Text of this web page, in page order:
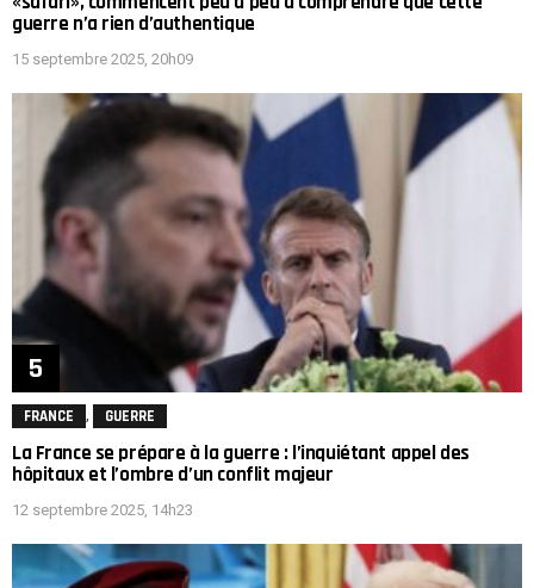
guerre n’a rien d’authentique
15 septembre 2025, 20h09
FRANCE , GUERRE
La France se prépare à la guerre : l’inquiétant appel des
hôpitaux et l’ombre d’un conflit majeur
12 septembre 2025, 14h23